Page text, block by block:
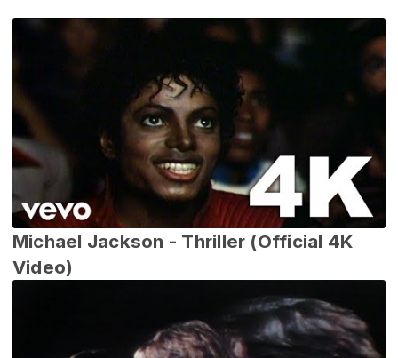
Michael Jackson - Thriller (Official 4K
Video)